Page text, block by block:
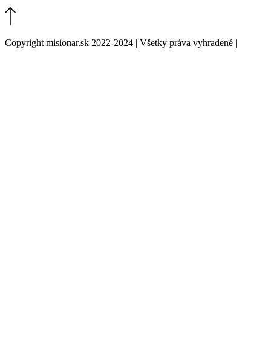
Copyright misionar.sk 2022-2024 | Všetky práva vyhradené |